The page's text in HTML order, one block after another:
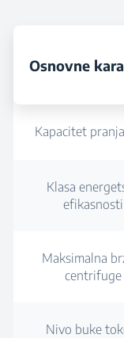
Osnovne
Kapacitet
Klasa
efikasnosti
Maksimalna
centrifuge
Nivo buke